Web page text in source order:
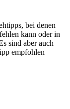
bei denen
kann oder in
sind aber auch
empfohlen